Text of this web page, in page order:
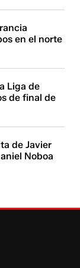
en el norte
Liga de
de final de
de Javier
Noboa